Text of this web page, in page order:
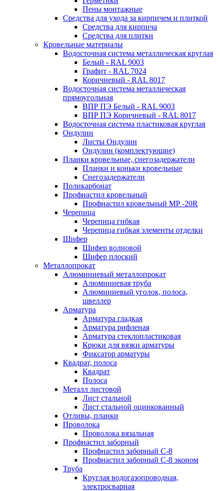
Пены монтажные
Средства для ухода за кирпичем и плиткой
Средства для кирпича
Средства для плитки
Кровельные материалы
Водосточная система металлическая круглая
Белый - RAL 9003
Графит - RAL 7024
Коричневый - RAL 8017
Водосточная система металлическая
прямоугольная
ВПР ПЭ Белый - RAL 9003
ВПР ПЭ Коричневый - RAL 8017
Водосточная система пластиковая круглая
Ондулин
Листы Ондулин
Ондулин (комплектующие)
Планки кровельные, снегозадержатели
Планки и коньки кровельные
Снегозадержатели
Поликарбонат
Профнастил кровельный
Профнастил кровельный МР -20R
Черепица
Черепица гибкая
Черепица гибкая элементы отделки
Шифер
Шифер волновой
Шифер плоский
Металлопрокат
Алюминиевый металлопрокат
Алюминиевая труба
Алюминиевый уголок, полоса,
швеллер
Арматура
Арматура гладкая
Арматура рифленая
Арматура стеклопластиковая
Крюки для вязки арматуры
Фиксатор арматуры
Квадрат, полоса
Квадрат
Полоса
Металл листовой
Лист стальной
Лист стальной оцинкованный
Отливы, планки
Проволока
Проволока вязальная
Профнастил заборный
Профнастил заборный С-8
Профнастил заборный С-8 эконом
Труба
Круглая водогазопроводная,
электросварная